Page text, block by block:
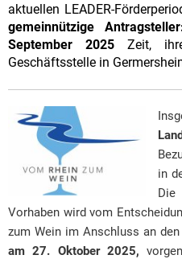
aktuellen LEADER-
gemeinnützige
September 2025 Zeit,
Geschäftsstelle in
in
Die
Vorhaben wird vom
zum Wein im Anschluss an
am 27. Oktober 2025,